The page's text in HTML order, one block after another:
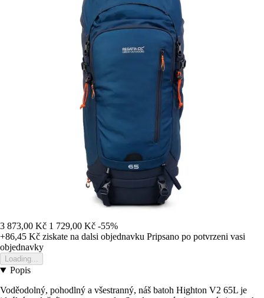
3 873,00 Kč 1 729,00 Kč -55%
+86,45 Kč ziskate na dalsi objednavku Pripsano po potvrzeni vasi
objednavky
Loading...
Popis
Voděodolný, pohodlný a všestranný, náš batoh Highton V2 65L je